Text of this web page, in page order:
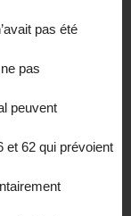
pas été
pas
peuvent
et 62 qui prévoient